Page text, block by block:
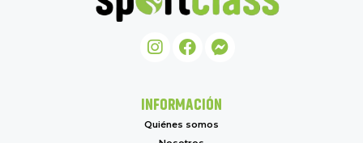
INFORMACIÓN
Quiénes somos